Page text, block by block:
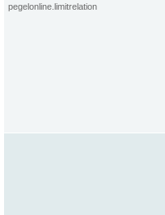
pegelonline.limitrelation